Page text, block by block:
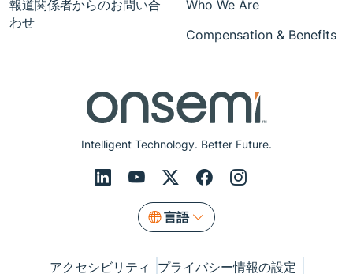
Intelligent Technology. Better Future.
言語
報道関係者からのお問い合
わせ
Who We Are
Compensation & Benefits
アクセシビリティ プライバシー情報の設定